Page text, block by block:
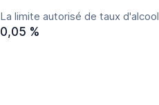
La limite autorisé de taux d'alcool
0,05 %